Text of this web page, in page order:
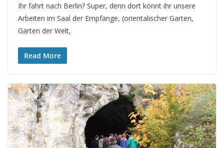
Ihr fahrt nach Berlin? Super, denn dort könnt ihr unsere
Arbeiten im Saal der Empfänge, (orientalischer Garten,
Gärten der Welt,
Read More